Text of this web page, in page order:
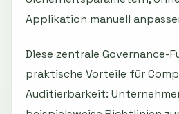
Applikation manuell
Diese zentrale Governance-
praktische Vorteile für
Auditierbarkeit: